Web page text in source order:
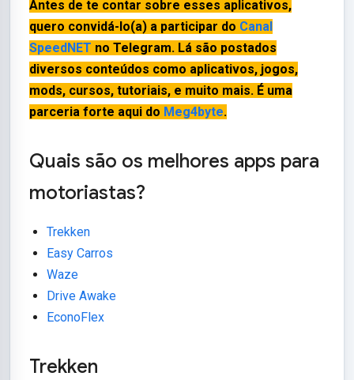
Antes de te contar sobre esses aplicativos,
quero convidá-lo(a) a participar do Canal
SpeedNET no Telegram. Lá são postados
diversos conteúdos como aplicativos, jogos,
mods, cursos, tutoriais, e muito mais. É uma
parceria forte aqui do Meg4byte.
Quais são os melhores apps para
motoriastas?
Trekken
Easy Carros
Waze
Drive Awake
EconoFlex
Trekken